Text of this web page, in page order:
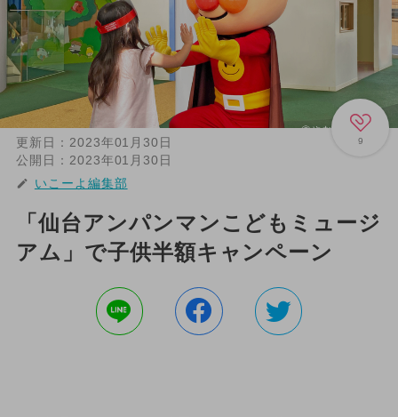
9
更新日： 2023年01月30日
公開日： 2023年01月30日
いこーよ編集部
「仙台アンパンマンこどもミュージ
アム」で子供半額キャンペーン